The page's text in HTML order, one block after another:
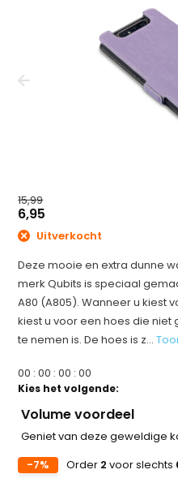
15,99
6,95
Uitverkocht
Deze mooie en extra dunne
merk Qubits is speciaal
A80 (A805). Wanneer u kiest
kiest u voor een hoes die
te nemen is. De hoes is z...
00 :00 :00 :00
Kies het volgende:
Volume voordeel
Geniet van deze geweldige
-7%
Order 2 voor slechts